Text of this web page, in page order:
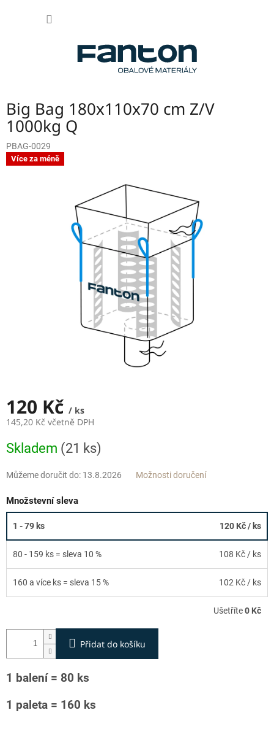
Big Bag 180x110x70 cm Z/V
1000kg Q
PBAG-0029
Více za méně
120 Kč / ks
145,20 Kč včetně DPH
cena:
Skladem (21 ks)
Můžeme doručit do: 13.8.2026 Možnosti doručení
Množstevní sleva
1 - 79 ks 120 Kč/ ks
80 - 159 ks = sleva 10 % 108 Kč / ks
160 a více ks = sleva 15 % 102 Kč / ks
Ušetříte0 Kč
Přidat do košíku
1 balení = 80 ks
1 paleta = 160 ks